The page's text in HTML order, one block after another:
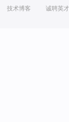
技术博客 诚聘英才